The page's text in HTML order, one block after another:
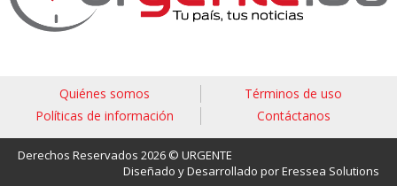
Quiénes somos
Términos de uso
Políticas de información
Contáctanos
Derechos Reservados 2026 © URGENTE
Diseñado y Desarrollado por Eressea Solutions